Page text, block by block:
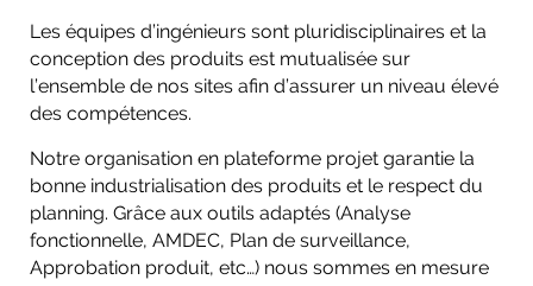
Les équipes d’ingénieurs sont pluridisciplinaires et la
conception des produits est mutualisée sur
l’ensemble de nos sites afin d’assurer un niveau élevé
des compétences.
Notre organisation en plateforme projet garantie la
bonne industrialisation des produits et le respect du
planning. Grâce aux outils adaptés (Analyse
fonctionnelle, AMDEC, Plan de surveillance,
Approbation produit, etc…) nous sommes en mesure